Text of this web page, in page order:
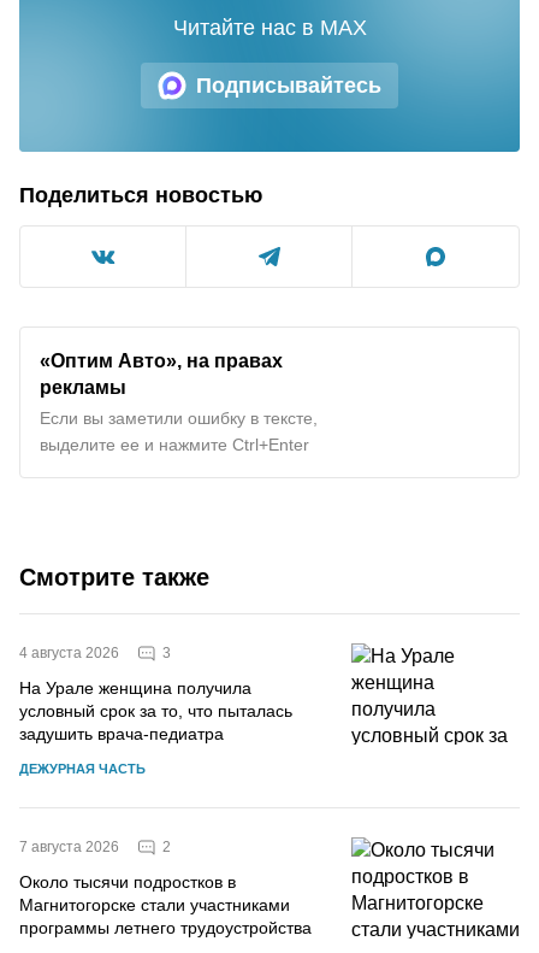
Подписывайтесь
Читайте нас в MAX
Поделиться новостью
«Оптим Авто», на правах
рекламы
Если вы заметили ошибку в тексте,
выделите ее и нажмите Ctrl+Enter
Смотрите также
4 августа 2026 3
На Урале женщина получила
условный срок за то, что пыталась
задушить врача-педиатра
ДЕЖУРНАЯ ЧАСТЬ
7 августа 2026 2
Около тысячи подростков в
Магнитогорске стали участниками
программы летнего трудоустройства